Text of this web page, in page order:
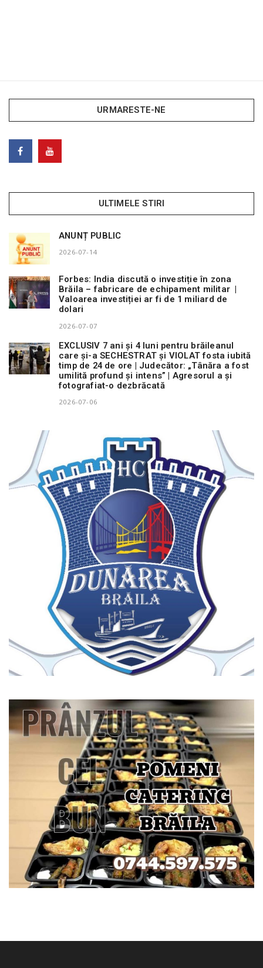
URMARESTE-NE
ULTIMELE STIRI
ANUNȚ PUBLIC
2026-07-14
Forbes: India discută o investiție în zona
Brăila – fabricare de echipament militar |
Valoarea investiției ar fi de 1 miliard de
dolari
2026-07-07
EXCLUSIV 7 ani și 4 luni pentru brăileanul
care și-a SECHESTRAT și VIOLAT fosta iubită
timp de 24 de ore | Judecător: „Tânăra a fost
umilită profund și intens” | Agresorul a și
fotografiat-o dezbrăcată
2026-07-06